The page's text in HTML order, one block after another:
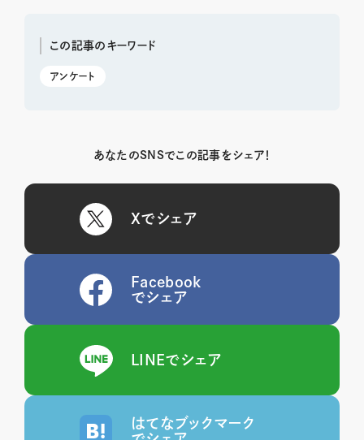
この記事のキーワード
アンケート
あなたのSNSでこの記事をシェア！
Xでシェア
Facebook
でシェア
LINEでシェア
はてなブックマーク